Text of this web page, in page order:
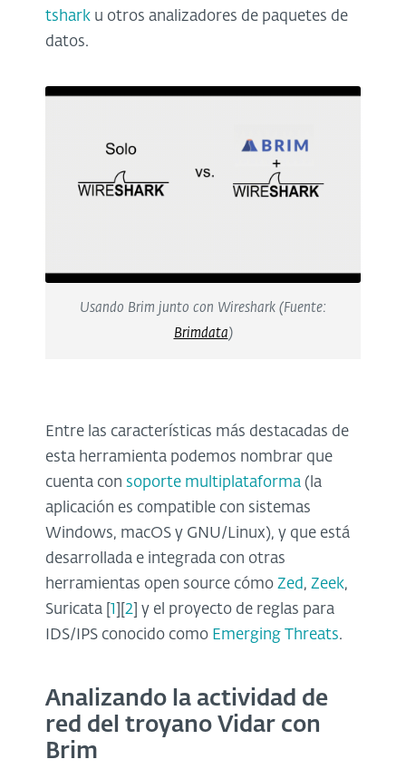
tshark u otros analizadores de paquetes de
datos.
Usando Brim junto con Wireshark (Fuente:
Brimdata )
Entre las características más destacadas de
esta herramienta podemos nombrar que
cuenta con soporte multiplataforma (la
aplicación es compatible con sistemas
Windows, macOS y GNU/Linux), y que está
desarrollada e integrada con otras
herramientas open source cómo Zed, Zeek,
Suricata [ 1 2 ] y el proyecto de reglas para
IDS/IPS conocido como Emerging Threats.
Analizando la actividad de
red del troyano Vidar con
Brim